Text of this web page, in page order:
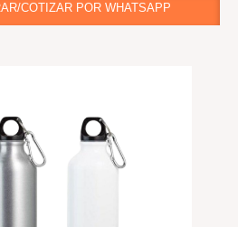
COTIZAR POR WHATSAPP